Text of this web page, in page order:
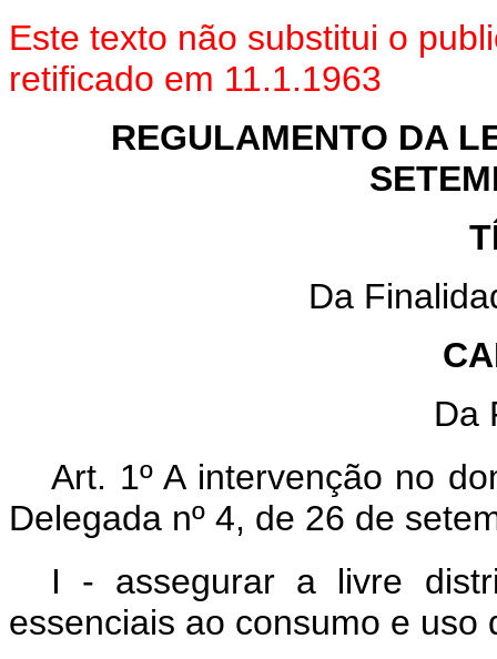
Este texto não substitui o
retificado em 11.1.1963
REGULAMENTO DA
Da
Da
Art. 1º A intervenção no
Delegada nº 4, de 26 de
I - assegurar a livre
essenciais ao consumo e uso